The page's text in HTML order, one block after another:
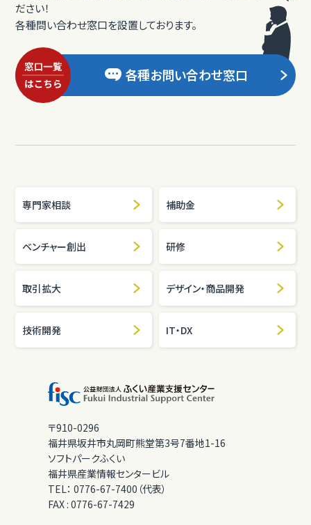
ださい！
各種問い合わせ窓口を設置しております。
各種お問い合わせ窓口
専門家相談 補助金
ベンチャー創出 研修
取引拡大 デザイン・商品開発
技術開発 IT・DX
〒910-0296
福井県坂井市丸岡町熊堂第3号7番地1-16
ソフトパークふくい
福井県産業情報センタービル
TEL： 0776-67-7400（代表）
FAX : 0776-67-7429